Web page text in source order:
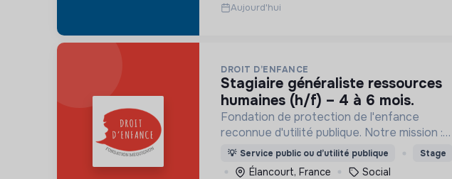
Aujourd'hui
DROIT D’ENFANCE
stagiaire généraliste ressources
humaines (h/f) – 4 à 6 mois.
Fondation de protection de l'enfance
reconnue d'utilité publique. Notre mission :
Protéger les enfants et accompagner les
familles.
💡 Service public ou d’utilité publique Stage
Élancourt, France Social